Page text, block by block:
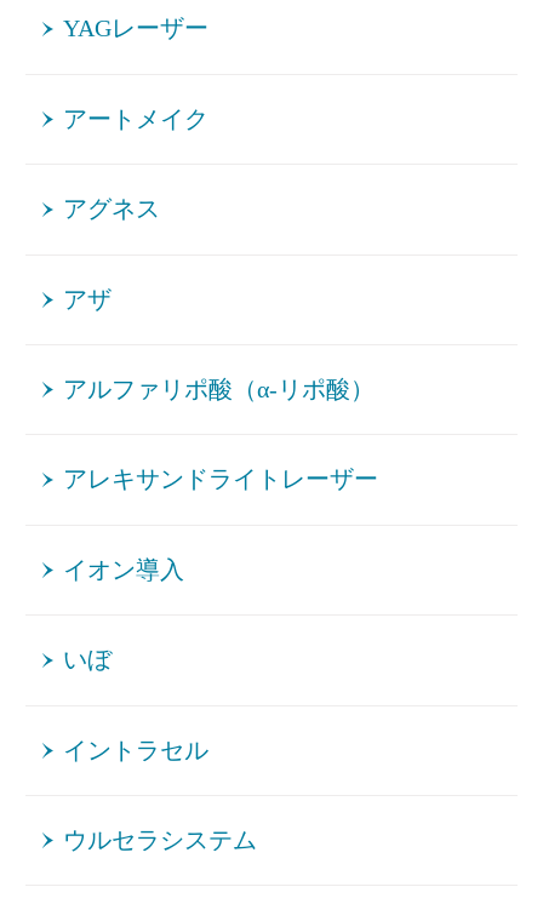
YAGレーザー
アートメイク
アグネス
アザ
アルファリポ酸（α-リポ酸）
アレキサンドライトレーザー
イオン導入
いぼ
イントラセル
ウルセラシステム